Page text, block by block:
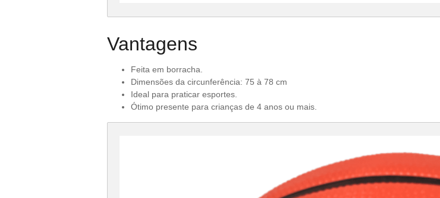
Vantagens
Feita em borracha.
Dimensões da circunferência: 75 à 78 cm
Ideal para praticar esportes.
Ótimo presente para crianças de 4 anos ou mais.